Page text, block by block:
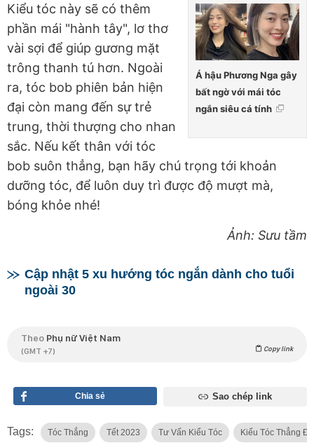
Á hậu Phương Nga gây
bất ngờ với mái tóc
ngắn siêu cá tính
Kiểu tóc này sẽ có thêm
phần mái "hành tây", lơ thơ
vài sợi để giúp gương mặt
trông thanh tú hơn. Ngoài
ra, tóc bob phiên bản hiện
đại còn mang đến sự trẻ
trung, thời thượng cho nhan
sắc. Nếu kết thân với tóc
bob suôn thẳng, bạn hãy chú trọng tới khoản
dưỡng tóc, để luôn duy trì được độ mượt mà,
bóng khỏe nhé!
Ảnh: Sưu tầm
Cập nhật 5 xu hướng tóc ngắn dành cho tuổi
ngoài 30
Theo Phụ nữ Việt Nam
(GMT +7) Copy link
Chia sẻ Sao chép link
Tags: Tóc Thắng Tết 2023 Tư Vấn Kiểu Tóc Kiểu Tóc Thẳng